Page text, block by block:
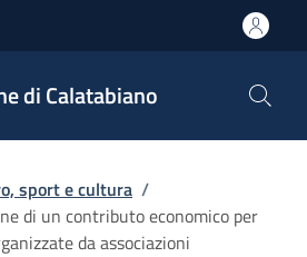
di Calatabiano
sport e cultura /
di un contributo economico per
da associazioni